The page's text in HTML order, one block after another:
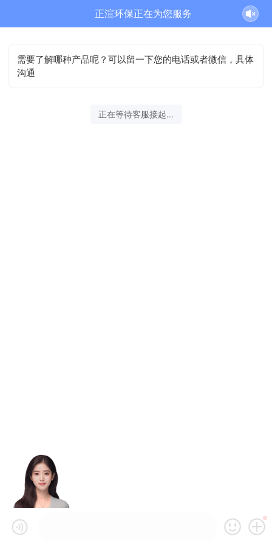
正渲环保正在为您服务
需要了解哪种产品呢？可以留一下您的电话或者微信，具体
沟通
正在等待客服接起...